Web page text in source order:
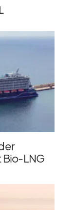
Bio-LNG